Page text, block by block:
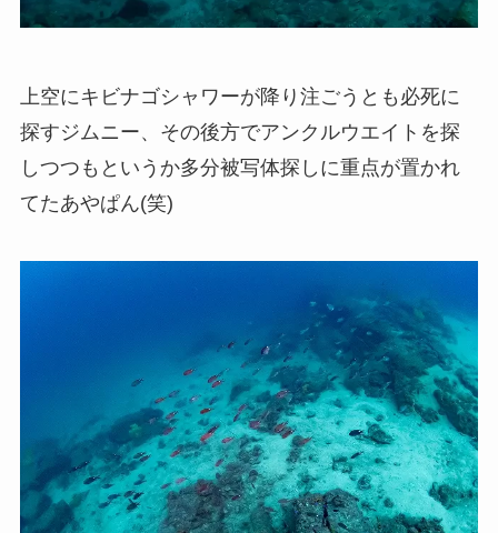
上空にキビナゴシャワーが降り注ごうとも必死に
探すジムニー、その後方でアンクルウエイトを探
しつつもというか多分被写体探しに重点が置かれ
てたあやぱん(笑)